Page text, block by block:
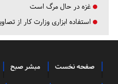
غزه در حال مرگ است
استفاده ابزاری وزارت کار از
صفحه نخست مبشر صبح